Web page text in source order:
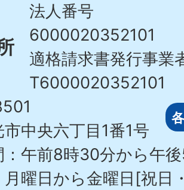
法人番号
6000020352101
適格請求書発行事業
T6000020352101
中央六丁目1番1号
：午前8時30分から午
月曜日から金曜日[祝日